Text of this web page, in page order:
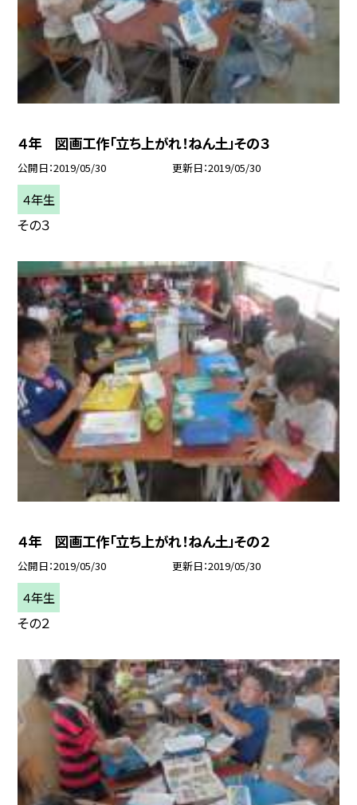
４年 図画工作「立ち上がれ！ねん土」その３
公開日 2019/05/30 更新日 2019/05/30
４年生
その３
４年 図画工作「立ち上がれ！ねん土」その２
公開日 2019/05/30 更新日 2019/05/30
４年生
その２